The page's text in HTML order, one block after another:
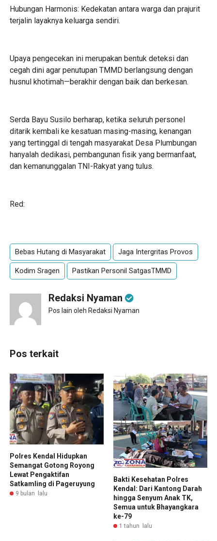
​Hubungan Harmonis: Kedekatan antara warga dan prajurit
terjalin layaknya keluarga sendiri.
​Upaya pengecekan ini merupakan bentuk deteksi dan
cegah dini agar penutupan TMMD berlangsung dengan
husnul khotimah—berakhir dengan baik dan berkesan.
​Serda Bayu Susilo berharap, ketika seluruh personel
ditarik kembali ke kesatuan masing-masing, kenangan
yang tertinggal di tengah masyarakat Desa Plumbungan
hanyalah dedikasi, pembangunan fisik yang bermanfaat,
dan kemanunggalan TNI-Rakyat yang tulus.
Red:
Bebas Hutang di Masyarakat Jaga Intergritas Provos
Kodim Sragen Pastikan Personil SatgasTMMD
Redaksi Nyaman
Pos lain oleh Redaksi Nyaman
Pos terkait
Polres Kendal Hidupkan
Semangat Gotong Royong
Lewat Pengaktifan
Satkamling di Pageruyung
9 bulan lalu
Bakti Kesehatan Polres
Kendal: Dari Kantong Darah
hingga Senyum Anak TK,
Semua untuk Bhayangkara
ke-79
1 tahun lalu